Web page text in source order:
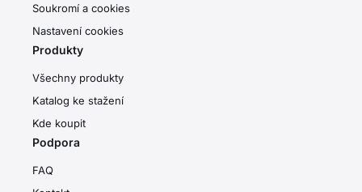
Soukromí a cookies
Nastavení cookies
Produkty
Všechny produkty
Katalog ke stažení
Kde koupit
Podpora
FAQ